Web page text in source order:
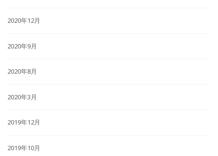
2020年12月
2020年9月
2020年8月
2020年3月
2019年12月
2019年10月